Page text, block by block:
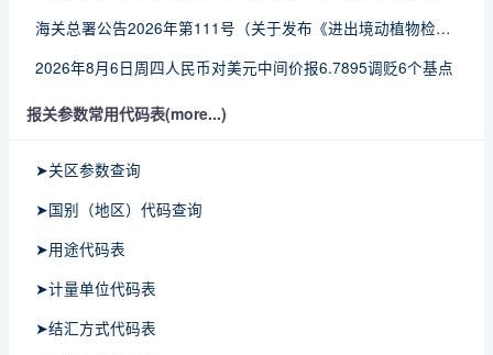
海关总署公告2026年第111号（关于发布《进出境动植物检疫处理监督管理工作规定》《进出境卫生处理监督管理工作规定》的公告）
2026年8月6日周四人民币对美元中间价报6.7895调贬6个基点
报关参数常用代码表(more...)
➤关区参数查询
➤国别（地区）代码查询
➤用途代码表
➤计量单位代码表
➤结汇方式代码表